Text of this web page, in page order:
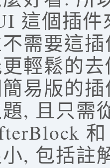
這個插件
需要這
輕鬆的
易版的
, 且只需
, 包括註